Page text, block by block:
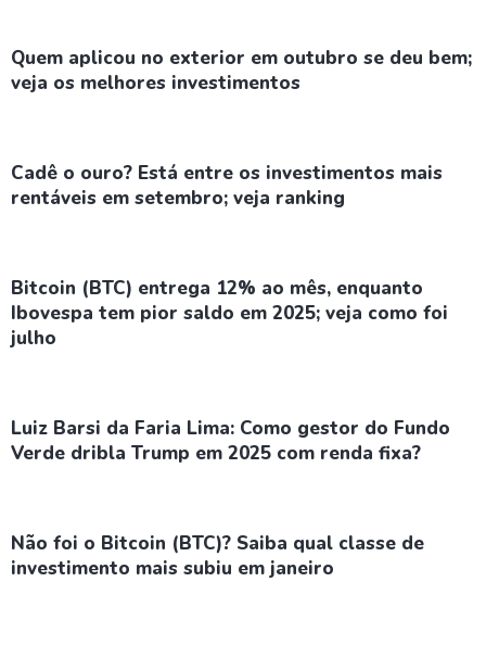
Quem aplicou no exterior em outubro se deu bem;
veja os melhores investimentos
Cadê o ouro? Está entre os investimentos mais
rentáveis em setembro; veja ranking
Bitcoin (BTC) entrega 12% ao mês, enquanto
Ibovespa tem pior saldo em 2025; veja como foi
julho
Luiz Barsi da Faria Lima: Como gestor do Fundo
Verde dribla Trump em 2025 com renda fixa?
Não foi o Bitcoin (BTC)? Saiba qual classe de
investimento mais subiu em janeiro